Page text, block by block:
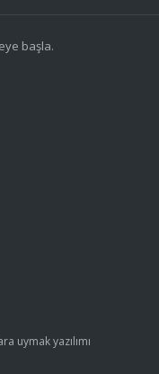
başla.
uymak yazılımı